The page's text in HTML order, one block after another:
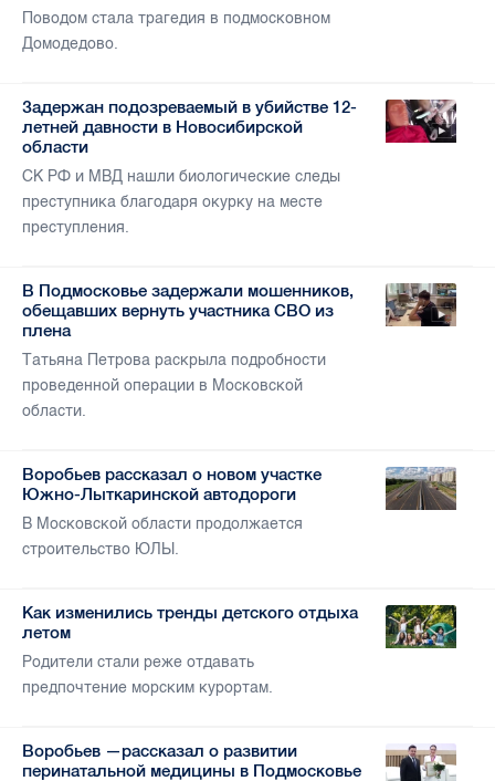
Поводом стала трагедия в подмосковном
Домодедово.
Задержан подозреваемый в убийстве 12-
летней давности в Новосибирской
области
СК РФ и МВД нашли биологические следы
преступника благодаря окурку на месте
преступления.
В Подмосковье задержали мошенников,
обещавших вернуть участника СВО из
плена
Татьяна Петрова раскрыла подробности
проведенной операции в Московской
области.
Воробьев рассказал о новом участке
Южно-Лыткаринской автодороги
В Московской области продолжается
строительство ЮЛЫ.
Как изменились тренды детского отдыха
летом
Родители стали реже отдавать
предпочтение морским курортам.
Воробьев —рассказал о развитии
перинатальной медицины в Подмосковье